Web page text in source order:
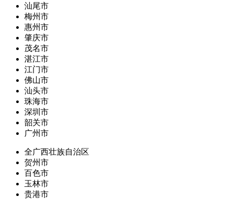
汕尾市
梅州市
惠州市
肇庆市
茂名市
湛江市
江门市
佛山市
汕头市
珠海市
深圳市
韶关市
广州市
全广西壮族自治区
贺州市
百色市
玉林市
贵港市